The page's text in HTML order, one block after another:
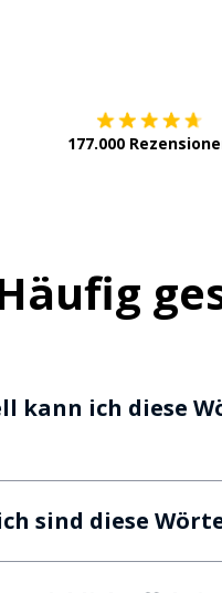
177.000
kann ich diese
sind diese